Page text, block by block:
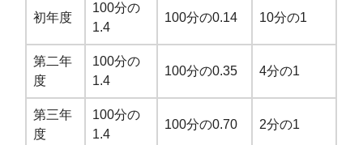
初年度
100分の
1.4
100分の0.14 10分の1
第二年
度
100分の
1.4
100分の0.35 4分の1
第三年
度
100分の
1.4
100分の0.70 2分の1